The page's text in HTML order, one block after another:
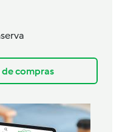
compras